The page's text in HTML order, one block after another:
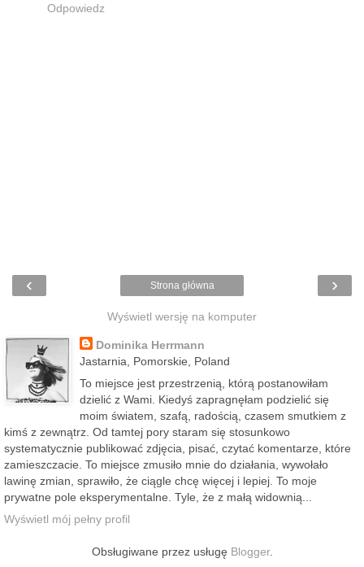
Odpowiedz
‹ ›
Strona główna
Wyświetl wersję na komputer
Dominika Herrmann
Jastarnia, Pomorskie, Poland
To miejsce jest przestrzenią, którą postanowiłam
dzielić z Wami. Kiedyś zapragnęłam podzielić się
moim światem, szafą, radością, czasem smutkiem z
kimś z zewnątrz. Od tamtej pory staram się stosunkowo
systematycznie publikować zdjęcia, pisać, czytać komentarze, które
zamieszczacie. To miejsce zmusiło mnie do działania, wywołało
lawinę zmian, sprawiło, że ciągle chcę więcej i lepiej. To moje
prywatne pole eksperymentalne. Tyle, że z małą widownią...
Wyświetl mój pełny profil
Obsługiwane przez usługę Blogger.